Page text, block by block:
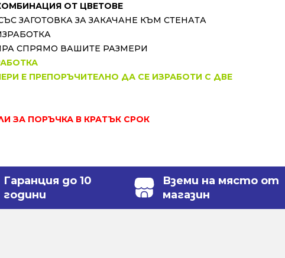
ОТ ЦВЕТОВЕ
ЗАГОТОВКА ЗА ЗАКАЧАНЕ КЪМ СТЕНАТА
СПРЯМО ВАШИТЕ РАЗМЕРИ
Е ПРЕПОРЪЧИТЕЛНО ДА СЕ ИЗРАБОТИ С ДВЕ
ЗА ПОРЪЧКА В КРАТЪК СРОК
Гаранция до 10
години
Вземи на място от
магазин